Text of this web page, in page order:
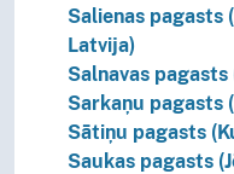
Salienas pagasts
Latvija)
Salnavas
Sarkaņu pagasts
Sātiņu pagasts
Saukas pagasts